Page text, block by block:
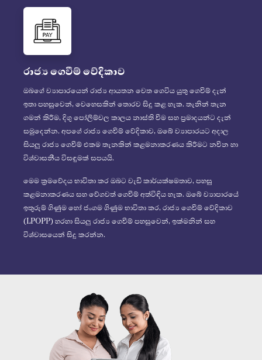
රාජ්‍ය ගෙවීම් වේදිකාව
ඔබගේ ව්‍යාපාරයෙන් රාජ්‍ය ආයතන වෙත ගෙවිය යුතු ගෙවීම් දැන්
ඉතා පහසුවෙන්, වෙහෙසකින් තොරව සිදු කළ හැක. තැනින් තැන
ගමන් කිරීම, දිගු පෝලිම්වල කාලය නාස්ති වීම සහ ප්‍රමාදයන්ට දැන්
සමුදෙන්න. අපගේ රාජ්‍ය ගෙවීම් වේදිකාව, ඔබේ ව්‍යාපාරයට අදාල
සියලු රාජ්‍ය ගෙවීම් එකම තැනකින් කළමනාකරණය කිරීමට නවීන හා
විශ්වාසනීය විසඳුමක් සපයයි.
මෙම ක්‍රමවේදය භාවිතා කර ඔබට වැඩි කාර්යක්ෂමතාව, පහසු
කළමනාකරණය සහ වේගවත් ගෙවීම් අත්විඳිය හැක. ඔබේ ව්‍යාපාරයේ
ඉතුරුම් ගිණුම හෝ ජංගම ගිණුම භාවිතා කර, රාජ්‍ය ගෙවීම් වේදිකාව
(LPOPP) හරහා සියලු රාජ්‍ය ගෙවීම් පහසුවෙන්, ඉක්මනින් සහ
විශ්වාසයෙන් සිදු කරන්න.